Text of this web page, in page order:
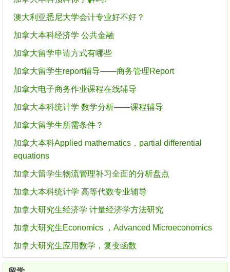
澳大利亚悉尼大学会计专业好不好？
加拿大本科经济学 公共金融
加拿大留学申请方式有哪些
加拿大留学生report辅导——商务管理Report
加拿大电子商务作业课程在线辅导
加拿大本科统计学 数学分析——课程辅导
加拿大留学生所需条件？
加拿大本科Applied mathematics，partial differential
equations
加拿大留学生物流管理补习全面的分析盘点
加拿大本科统计学 高等代数专业辅导
加拿大研究生经济学 计量经济学方法研究
加拿大研究生Economics ，Advanced Microeconomics
加拿大研究生应用数学，复变函数